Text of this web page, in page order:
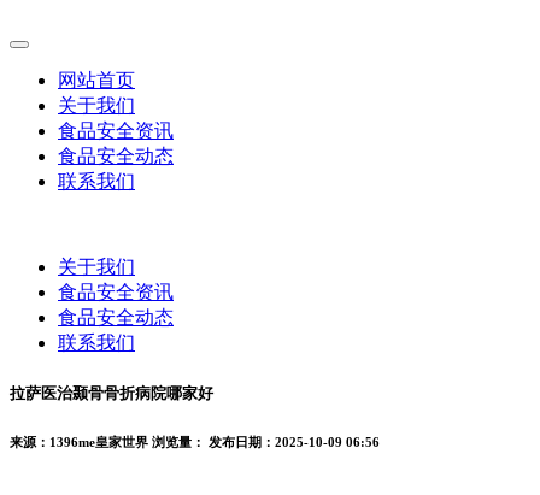
网站首页
关于我们
食品安全资讯
食品安全动态
联系我们
关于我们
食品安全资讯
食品安全动态
联系我们
拉萨医治颞骨骨折病院哪家好
来源：1396me皇家世界 浏览量： 发布日期：2025-10-09 06:56